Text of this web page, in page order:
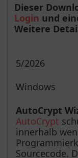
Dieser
Login und
Weitere
5/2026
Windows
AutoCrypt
AutoCrypt
innerhalb
Sourcecode.